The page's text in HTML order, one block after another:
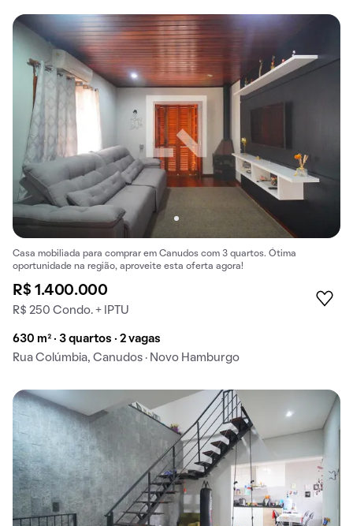
Casa mobiliada para comprar em Canudos com 3 quartos. Ótima
oportunidade na região, aproveite esta oferta agora!
R$ 1.400.000
R$ 250 Condo. + IPTU
630 m² · 3 quartos · 2 vagas
Rua Colúmbia, Canudos · Novo Hamburgo